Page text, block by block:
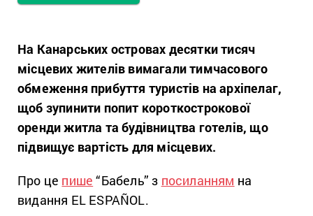
На Канарських островах десятки тисяч
місцевих жителів вимагали тимчасового
обмеження прибуття туристів на архіпелаг,
щоб зупинити попит короткострокової
оренди житла та будівництва готелів, що
підвищує вартість для місцевих.
Про це пише “Бабель” з посиланням на
видання EL ESPAÑOL.